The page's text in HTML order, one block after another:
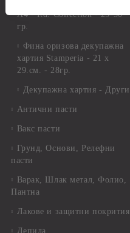
А4 - Itd. Collection - 25-30
гр.
Фина оризова декупажна
хартия Stamperia - 21 х
29.см. - 28гр.
Декупажна хартия - Други
Антични пасти
Вакс пасти
Грунд, Основи, Релефни
пасти
Варак, Шлак метал, Фолио,
Пантна
Лакове и защитни покрития
Лепила